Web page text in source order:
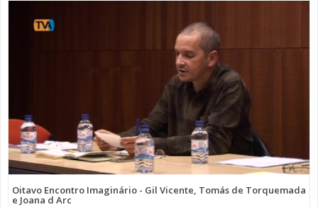
Oitavo Encontro Imaginário - Gil Vicente, Tomás de Torquemada
e Joana d Arc